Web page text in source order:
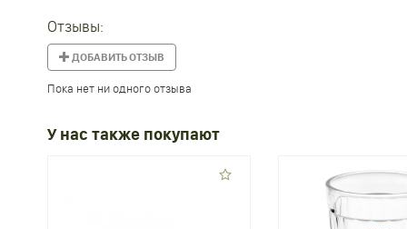
Отзывы:
ДОБАВИТЬ ОТЗЫВ
Пока нет ни одного отзыва
У нас также покупают